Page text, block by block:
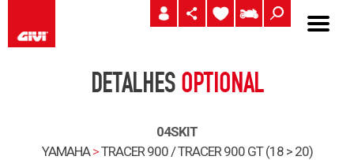
DETALHES OPTIONAL
04SKIT
YAMAHA >TRACER 900 / TRACER 900 GT (18 > 20)